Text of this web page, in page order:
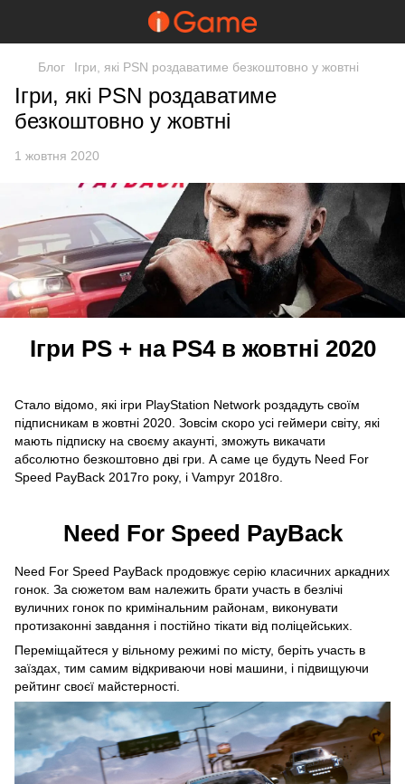
Блог Ігри, які PSN роздаватиме безкоштовно у жовтні
Ігри, які PSN роздаватиме
безкоштовно у жовтні
1 жовтня 2020
Ігри PS + на PS4 в жовтні 2020
Стало відомо, які ігри PlayStation Network роздадуть своїм
підписникам в жовтні 2020. Зовсім скоро усі геймери світу, які
мають підписку на своєму акаунті, зможуть викачати
абсолютно безкоштовно дві гри. А саме це будуть Need For
Speed ​​PayBack 2017го року, і Vampyr 2018го.
Need For Speed ​​PayBack
Need For Speed ​​PayBack продовжує серію класичних аркадних
гонок. За сюжетом вам належить брати участь в безлічі
вуличних гонок по кримінальним районам, виконувати
протизаконні завдання і постійно тікати від поліцейських.
Переміщайтеся у вільному режимі по місту, беріть участь в
заїздах, тим самим відкриваючи нові машини, і підвищуючи
рейтинг своєї майстерності.